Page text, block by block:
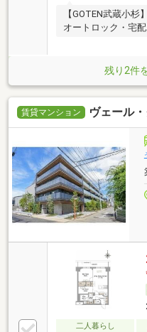
【GOTEN武蔵小杉
オートロック・宅
残り2件
賃貸マンション ヴェール
二人暮らし